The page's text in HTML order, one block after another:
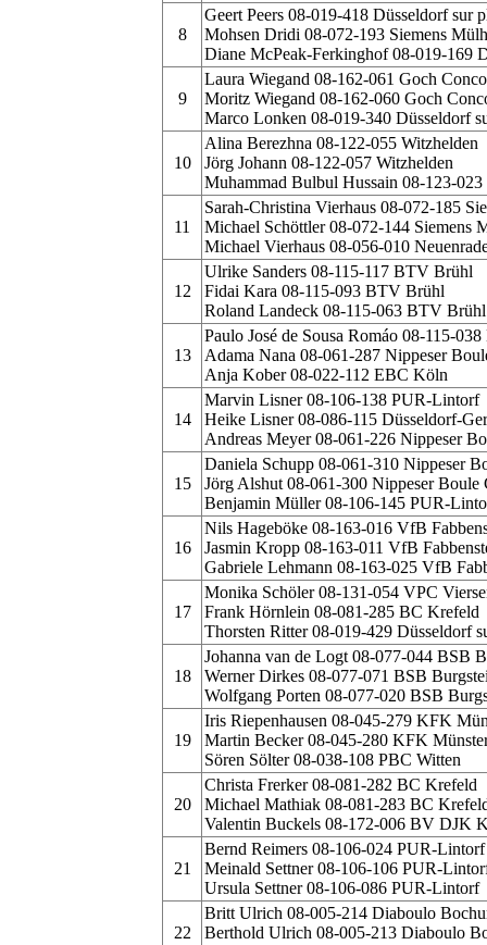
8
Geert Peers 08-019-418 Düsseldorf sur
Mohsen Dridi 08-072-193 Siemens
Diane McPeak-Ferkinghof 08-019-169
9
Laura Wiegand 08-162-061 Goch
Moritz Wiegand 08-162-060 Goch
Marco Lonken 08-019-340 Düsseldorf
10
Alina Berezhna 08-122-055 Witzhelden
Jörg Johann 08-122-057 Witzhelden
Muhammad Bulbul Hussain 08-123-
11
Sarah-Christina Vierhaus 08-072-185
Michael Schöttler 08-072-144 Siemens
Michael Vierhaus 08-056-010
12
Ulrike Sanders 08-115-117 BTV Brühl
Fidai Kara 08-115-093 BTV Brühl
Roland Landeck 08-115-063 BTV Brühl
13
Paulo José de Sousa Romáo 08-115-
Adama Nana 08-061-287 Nippeser
Anja Kober 08-022-112 EBC Köln
14
Marvin Lisner 08-106-138 PUR-Lintorf
Heike Lisner 08-086-115 Düsseldorf-
Andreas Meyer 08-061-226 Nippeser
15
Daniela Schupp 08-061-310 Nippeser
Jörg Alshut 08-061-300 Nippeser Boule
Benjamin Müller 08-106-145 PUR-
16
Nils Hageböke 08-163-016 VfB
Jasmin Kropp 08-163-011 VfB
Gabriele Lehmann 08-163-025 VfB
17
Monika Schöler 08-131-054 VPC
Frank Hörnlein 08-081-285 BC Krefeld
Thorsten Ritter 08-019-429 Düsseldorf
18
Johanna van de Logt 08-077-044 BSB
Werner Dirkes 08-077-071 BSB
Wolfgang Porten 08-077-020 BSB
19
Iris Riepenhausen 08-045-279 KFK
Martin Becker 08-045-280 KFK
Sören Sölter 08-038-108 PBC Witten
20
Christa Frerker 08-081-282 BC Krefeld
Michael Mathiak 08-081-283 BC
Valentin Buckels 08-172-006 BV DJK
21
Bernd Reimers 08-106-024 PUR-Lintorf
Meinald Settner 08-106-106 PUR-
Ursula Settner 08-106-086 PUR-Lintorf
22
Britt Ulrich 08-005-214 Diaboulo
Berthold Ulrich 08-005-213 Diaboulo